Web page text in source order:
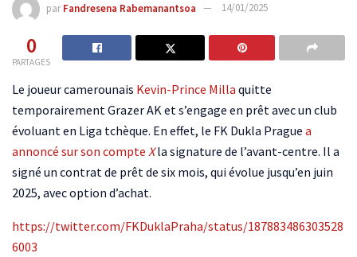
par Fandresena Rabemanantsoa 14/01/2025
0
PARTAGES
Le joueur camerounais Kevin-Prince Milla quitte
temporairement Grazer AK et s’engage en prêt avec un club
évoluant en Liga tchèque. En effet, le FK Dukla Prague a
annoncé sur son compte Xla signature de l’avant-centre. Il a
signé un contrat de prêt de six mois, qui évolue jusqu’en juin
2025, avec option d’achat.
https://twitter.com/FKDuklaPraha/status/187883486303528
6003